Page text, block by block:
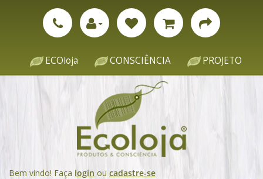
ECOloja CONSCIÊNCIA PROJETO
Bem vindo! Faça login ou cadastre-se